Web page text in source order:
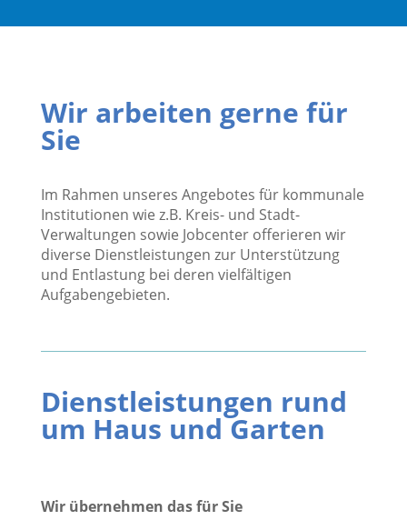
Wir arbeiten gerne für
Sie
Im Rahmen unseres Angebotes für kommunale
Institutionen wie z.B. Kreis- und Stadt-
Verwaltungen sowie Jobcenter offerieren wir
diverse Dienstleistungen zur Unterstützung
und Entlastung bei deren vielfältigen
Aufgabengebieten.
Dienstleistungen rund
um Haus und Garten
Wir übernehmen das für Sie